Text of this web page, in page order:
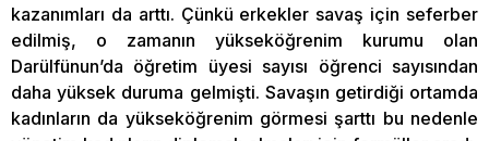
kazanımları da arttı. Çünkü erkekler savaş için seferber
edilmiş, o zamanın yükseköğrenim kurumu olan
Darülfünun’da öğretim üyesi sayısı öğrenci sayısından
daha yüksek duruma gelmişti. Savaşın getirdiği ortamda
kadınların da yükseköğrenim görmesi şarttı bu nedenle